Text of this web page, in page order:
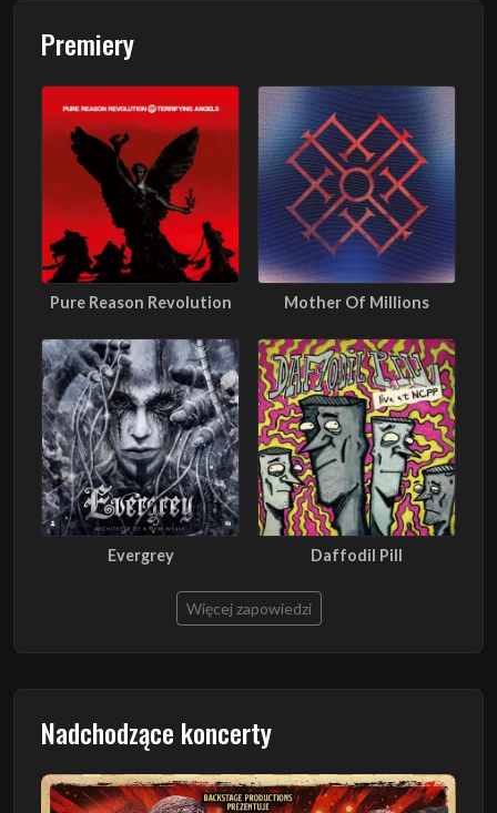
Premiery
Pure Reason Revolution Mother Of Millions
Evergrey Daffodil Pill
Więcej zapowiedzi
Nadchodzące koncerty